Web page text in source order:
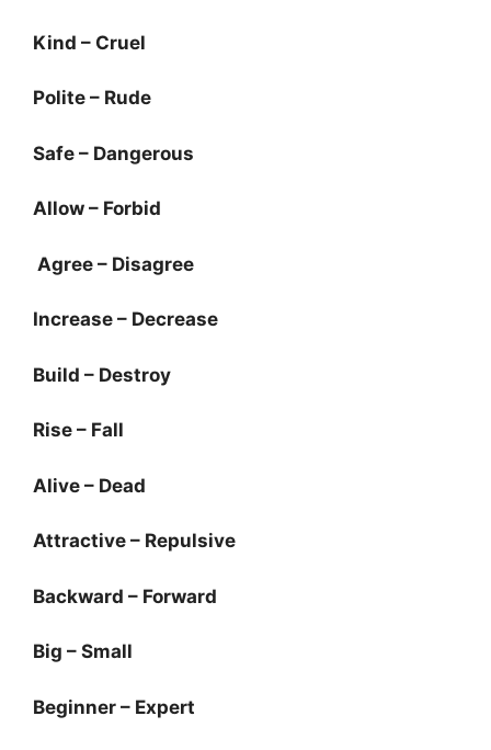
Kind – Cruel
Polite – Rude
Safe – Dangerous
Allow – Forbid
Agree – Disagree
Increase – Decrease
Build – Destroy
Rise – Fall
Alive – Dead
Attractive – Repulsive
Backward – Forward
Big – Small
Beginner – Expert